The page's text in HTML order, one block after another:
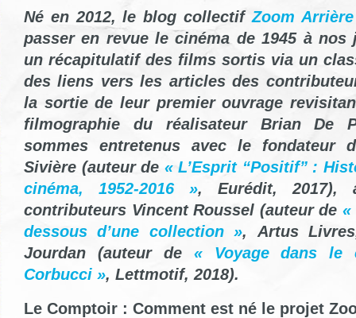
Né en 2012, le blog collectifZoom Arrière
passer en revue le cinéma de 1945 à nos
un récapitulatif des films sortis via un
des liens vers les articles des
la sortie de leur premier ouvrage
filmographie du réalisateur Brian De
sommes entretenus avec le fondateur
Sivière (auteur de « L’Esprit “Positif” :
cinéma, 1952-2016 », Eurédit, 2017),
contributeurs Vincent Roussel (auteur de «
dessous d’une collection »,
Artus
Jourdan (auteur de « Voyage dans le
Corbucci », Lettmotif, 2018).
Le Comptoir : Comment est né le projet